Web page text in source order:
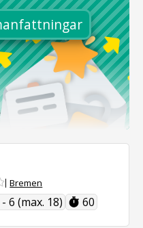
Bremen
- 6 (max. 18) 60